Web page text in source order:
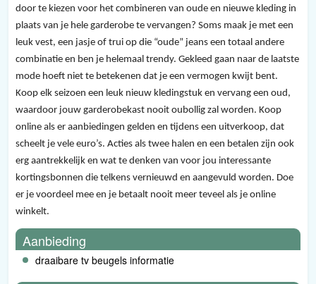
door te kiezen voor het combineren van oude en nieuwe kleding in
plaats van je hele garderobe te vervangen? Soms maak je met een
leuk vest, een jasje of trui op die “oude” jeans een totaal andere
combinatie en ben je helemaal trendy. Gekleed gaan naar de laatste
mode hoeft niet te betekenen dat je een vermogen kwijt bent.
Koop elk seizoen een leuk nieuw kledingstuk en vervang een oud,
waardoor jouw garderobekast nooit oubollig zal worden. Koop
online als er aanbiedingen gelden en tijdens een uitverkoop, dat
scheelt je vele euro’s. Acties als twee halen en een betalen zijn ook
erg aantrekkelijk en wat te denken van voor jou interessante
kortingsbonnen die telkens vernieuwd en aangevuld worden. Doe
er je voordeel mee en je betaalt nooit meer teveel als je online
winkelt.
Aanbieding
draaibare tv beugels informatie